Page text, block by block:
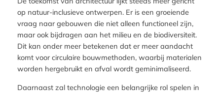
op natuur-inclusieve ontwerpen. Er is een groeiende
vraag naar gebouwen die niet alleen functioneel zijn,
maar ook bijdragen aan het milieu en de biodiversiteit.
Dit kan onder meer betekenen dat er meer aandacht
komt voor circulaire bouwmethoden, waarbij materialen
worden hergebruikt en afval wordt geminimaliseerd.
Daarnaast zal technologie een belangrijke rol spelen in